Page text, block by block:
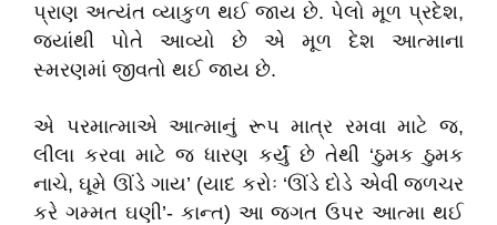
પ્રાણ અત્યંત વ્યાકુળ થઈ જાય છે. પેલો મૂળ પ્રદેશ,
જ્યાંથી પોતે આવ્યો છે એ મૂળ દેશ આત્માના
સ્મરણમાં જીવતો થઈ જાય છે.
એ પરમાત્માએ આત્માનું રૂપ માત્ર રમવા માટે જ,
લીલા કરવા માટે જ ધારણ કર્યું છે તેથી ‘ઠુમક ઠુમક
નાચે, ઘૂમે ઊંડે ગાય’ (યાદ કરોઃ ‘ઊંડે દોડે એવી જળચર
કરે ગમ્મત ઘણી’- કાન્ત) આ જગત ઉપર આત્મા થઈ